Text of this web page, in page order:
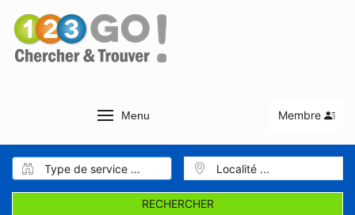
Menu Membre
RECHERCHER